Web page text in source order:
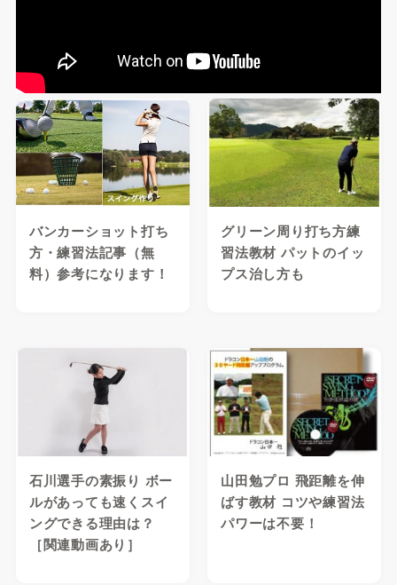
バンカーショット打ち
方・練習法記事（無
料）参考になります！
グリーン周り打ち方練
習法教材 パットのイッ
プス治し方も
石川選手の素振り ボー
ルがあっても速くスイ
ングできる理由は？
［関連動画あり］
山田勉プロ 飛距離を伸
ばす教材 コツや練習法
パワーは不要！